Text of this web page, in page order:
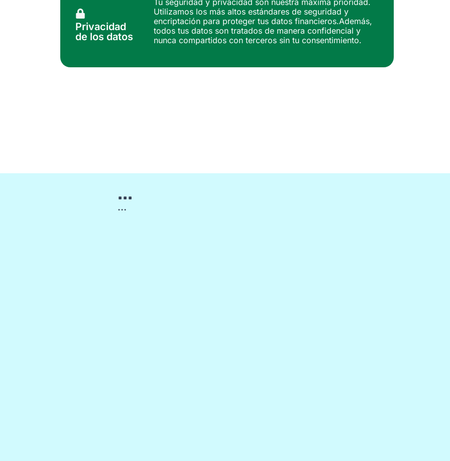
Privacidad
de los datos
Tu seguridad y privacidad son nuestra máxima prioridad.
Utilizamos los más altos estándares de seguridad y
encriptación para proteger tus datos financieros.Además,
todos tus datos son tratados de manera confidencial y
nunca compartidos con terceros sin tu consentimiento.
...
…